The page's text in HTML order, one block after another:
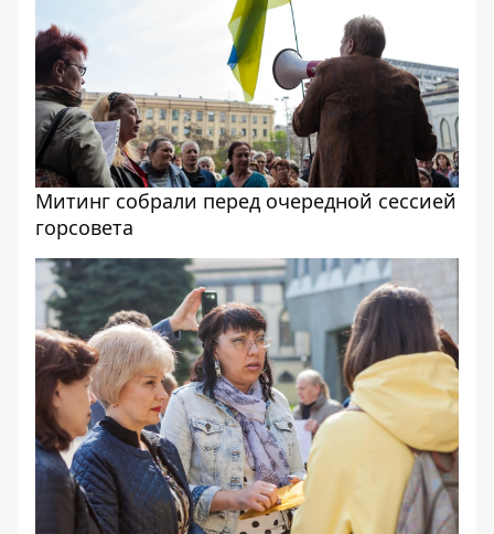
Митинг собрали перед очередной сессией
горсовета